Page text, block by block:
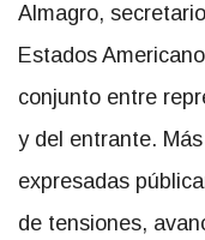
Almagro,
Estados
conjunto entre
y del entrante.
expresadas
de tensiones,